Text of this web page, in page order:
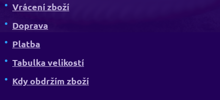
Vrácení zboží
Doprava
Platba
Tabulka velikostí
Kdy obdržím zboží